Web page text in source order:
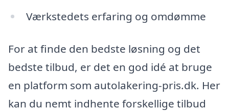
Værkstedets erfaring og omdømme
For at finde den bedste løsning og det
bedste tilbud, er det en god idé at bruge
en platform som autolakering-pris.dk. Her
kan du nemt indhente forskellige tilbud